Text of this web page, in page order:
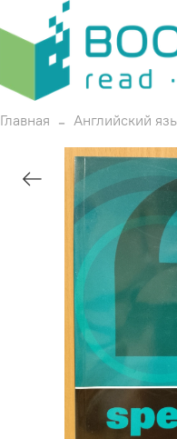
Главная Английский